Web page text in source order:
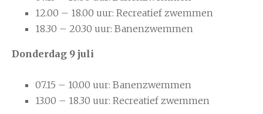
12.00 – 18.00 uur: Recreatief zwemmen
18.30 – 20.30 uur: Banenzwemmen
Donderdag 9 juli
07.15 – 10.00 uur: Banenzwemmen
13.00 – 18.30 uur: Recreatief zwemmen